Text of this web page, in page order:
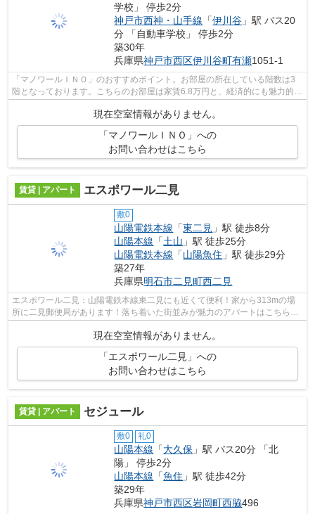
学校」 停歩2分
神戸市西神・山手線 「伊川谷 」駅 バス20
分 「自動車学校」 停歩2分
築30年
兵庫県神戸市西区伊川谷町有瀬1051-1
「マノワールＩＮＯ」のおすすめポイント。お部屋の所在している階数は3
階となっております。こちらのお部屋は家賃6.8万円と、経済的にも魅力的で
す。お洗濯に困ることのない、バルコ...
現在空室情報がありません。
「マノワールＩＮＯ」への
お問い合わせはこちら
賃貸 | アパート エスポワール二見
敷0
山陽電鉄本線 「東二見 」駅 徒歩8分
山陽本線 「土山 」駅 徒歩25分
山陽電鉄本線 「山陽魚住 」駅 徒歩29分
築27年
兵庫県明石市二見町西二見
エスポワール二見：山陽電鉄本線東二見にも近くて便利！家から313mの場
所に二見郵便局があります！落ち着いた街並みが魅力のアパートはこちらで
現在空室情報がありません。
「エスポワール二見」への
お問い合わせはこちら
賃貸 | アパート セジュール
敷0 礼0
山陽本線 「大久保 」駅 バス20分 「北
陽」 停歩2分
山陽本線 「魚住 」駅 徒歩42分
築29年
兵庫県神戸市西区岩岡町西脇496